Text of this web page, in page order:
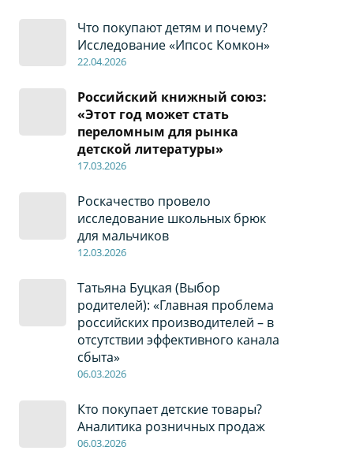
Что покупают детям и почему?
Исследование «Ипсос Комкон»
22.04.2026
Российский книжный союз:
«Этот год может стать
переломным для рынка
детской литературы»
17.03.2026
Роскачество провело
исследование школьных брюк
для мальчиков
12.03.2026
Татьяна Буцкая (Выбор
родителей): «Главная проблема
российских производителей – в
отсутствии эффективного канала
сбыта»
06.03.2026
Кто покупает детские товары?
Аналитика розничных продаж
06.03.2026